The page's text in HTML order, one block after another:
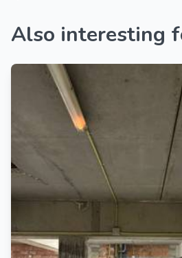
Also interesting